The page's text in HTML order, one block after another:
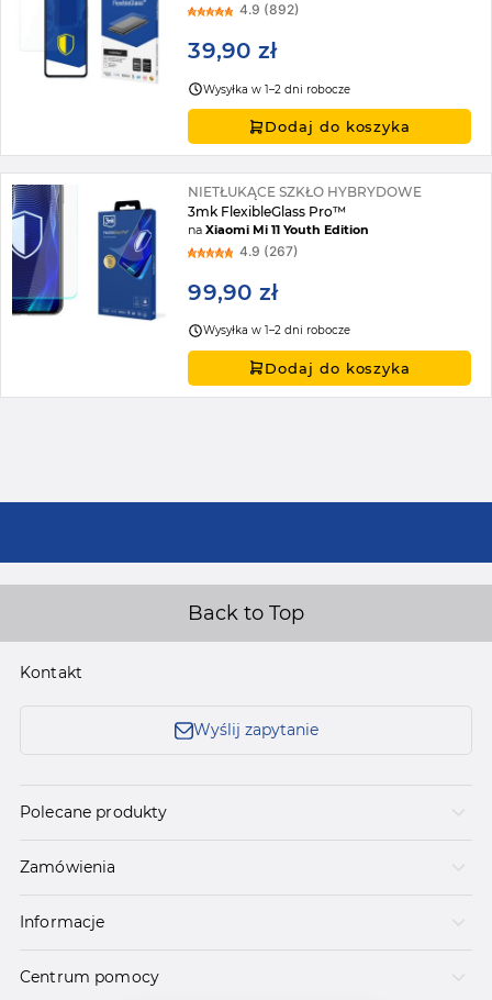
4.9 (892)
39,90 zł
Wysyłka w 1–2 dni robocze
Dodaj do koszyka
NIETŁUKĄCE SZKŁO HYBRYDOWE
3mk FlexibleGlass Pro™
naXiaomi Mi 11 Youth Edition
4.9 (267)
99,90 zł
Wysyłka w 1–2 dni robocze
Dodaj do koszyka
Back to Top
Kontakt
Wyślij zapytanie
Polecane produkty
Zamówienia
Informacje
Centrum pomocy